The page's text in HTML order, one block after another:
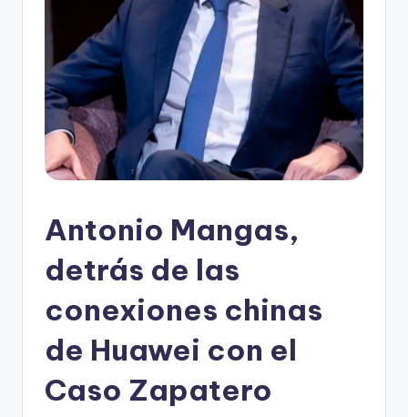
Antonio Mangas,
detrás de las
conexiones chinas
de Huawei con el
Caso Zapatero